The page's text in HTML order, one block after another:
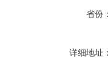
省份
详细地址